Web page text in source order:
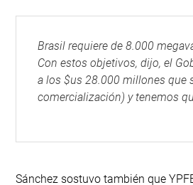
Brasil requiere de 8.000
Con estos objetivos, dijo, el
a los $us 28.000 millones que
comercialización) y tenemos
Sánchez sostuvo también que